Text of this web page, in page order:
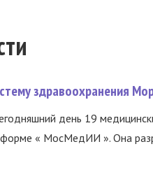
здравоохранения
день 19
« МосМедИИ ». Она